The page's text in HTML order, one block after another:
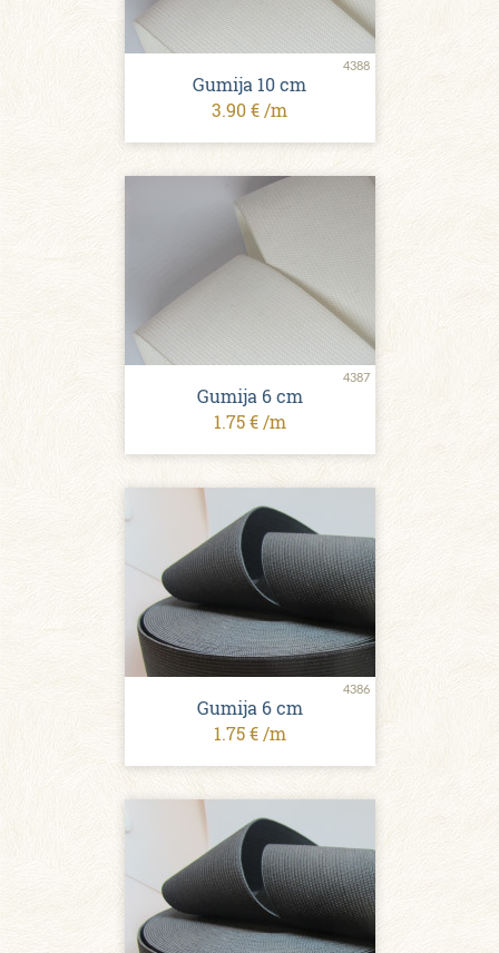
4388
Gumija 10 сm
3.90 € /m
4387
Gumija 6 сm
1.75 € /m
4386
Gumija 6 сm
1.75 € /m